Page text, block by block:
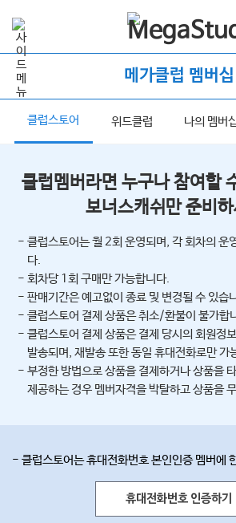
메가클럽 멤버십
클럽스토어 위드클럽 나의 멤버
클럽멤버라면 누구나 참여할
보너스캐쉬만 준비
- 클럽스토어는 월 2회 운영되며, 각 회차의 운
다.
- 회차당 1회 구매만 가능합니다.
- 판매기간은 예고없이 종료 및 변경될 수 있습
- 클럽스토어 결제 상품은 취소/환불이 불가합
- 클럽스토어 결제 상품은 결제 당시의 회원정
발송되며, 재발송 또한 동일 휴대전화로만 가
- 부정한 방법으로 상품을 결제하거나 상품을
제공하는 경우 멤버자격을 박탈하고 상품을
- 클럽스토어는 휴대전화번호 본인인증 멤버에
휴대전화번호 인증하기